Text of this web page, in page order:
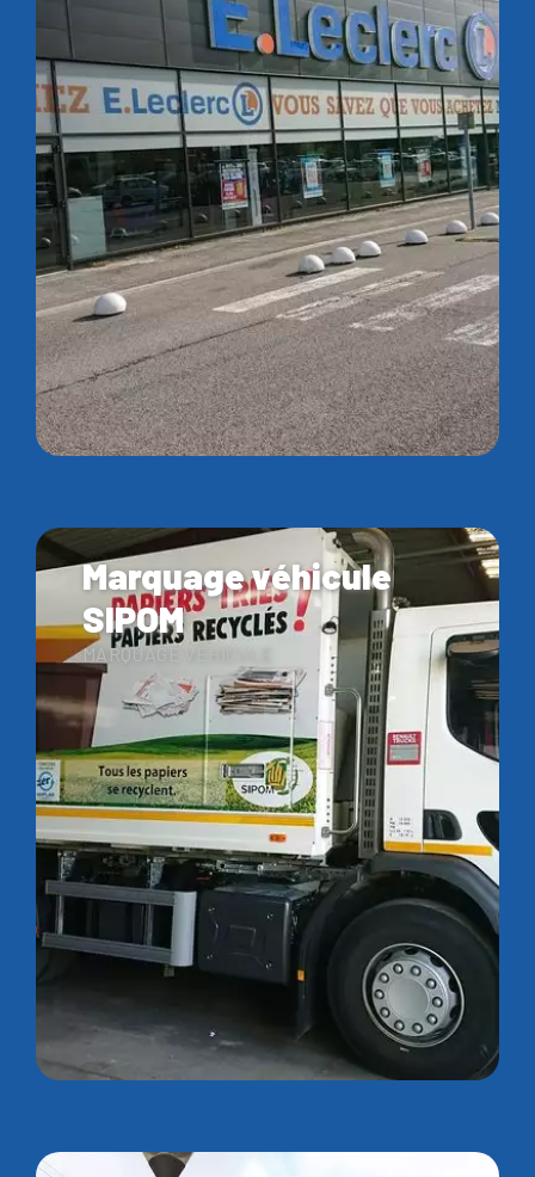
Marquage véhicule
SIPOM
MARQUAGE VÉHICULE